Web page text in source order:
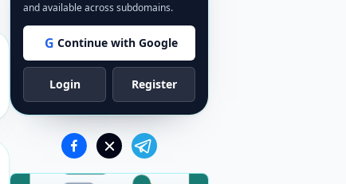
and available across subdomains.
G Continue with Google
Login Register